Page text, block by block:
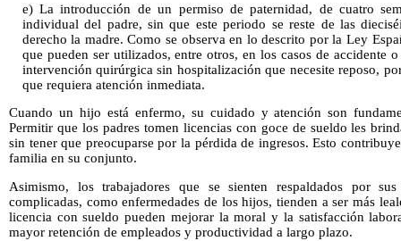
e) La introducción de un permiso de paternidad, de cuatro
individual del padre, sin que este periodo se reste de las
derecho la madre. Como se observa en lo descrito por la Ley
que pueden ser utilizados, entre otros, en los casos de accidente
intervención quirúrgica sin hospitalización que necesite reposo,
que requiera atención inmediata.
Cuando un hijo está enfermo, su cuidado y atención son
Permitir que los padres tomen licencias con goce de sueldo les
sin tener que preocuparse por la pérdida de ingresos. Esto
familia en su conjunto.
Asimismo, los trabajadores que se sienten respaldados por
complicadas, como enfermedades de los hijos, tienden a ser más
licencia con sueldo pueden mejorar la moral y la satisfacción
mayor retención de empleados y productividad a largo plazo.